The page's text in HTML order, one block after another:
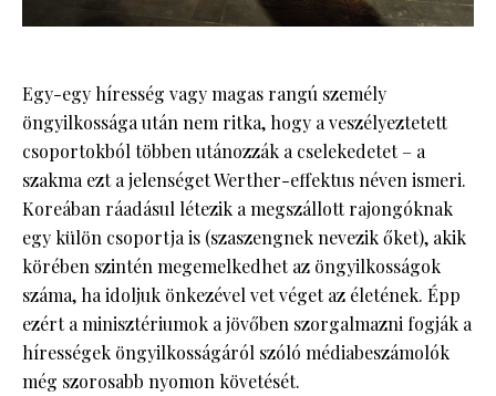
Egy-egy híresség vagy magas rangú személy
öngyilkossága után nem ritka, hogy a veszélyeztetett
csoportokból többen utánozzák a cselekedetet – a
szakma ezt a jelenséget Werther-effektus néven ismeri.
Koreában ráadásul létezik a megszállott rajongóknak
egy külön csoportja is (szaszengnek nevezik őket), akik
körében szintén megemelkedhet az öngyilkosságok
száma, ha idoljuk önkezével vet véget az életének. Épp
ezért a minisztériumok a jövőben szorgalmazni fogják a
hírességek öngyilkosságáról szóló médiabeszámolók
még szorosabb nyomon követését.